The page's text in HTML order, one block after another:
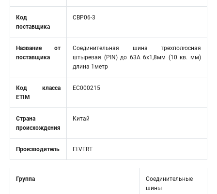
Код
поставщика
CBP06-3
Название от
поставщика
Соединительная шина трехполюсная
штыревая (PIN) до 63А 6х1,8мм (10 кв. мм)
длина 1метр
Код класса
ETIM
EC000215
Страна
происхождения
Китай
Производитель ELVERT
Группа
Соединительные
шины